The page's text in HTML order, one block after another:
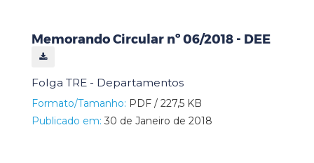
Memorando Circular nº 06/2018 - DEE
Folga TRE - Departamentos
Formato/Tamanho: PDF / 227,5 KB
Publicado em: 30 de Janeiro de 2018